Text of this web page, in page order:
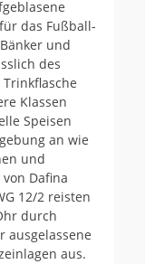
das Fußball-
und
des
Klassen
Speisen
an wie
und
Dafina
12/2 reisten
durch
ausgelassene
aus.